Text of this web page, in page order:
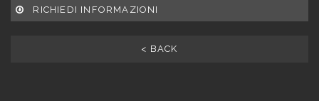
RICHIEDI INFORMAZIONI
< BACK